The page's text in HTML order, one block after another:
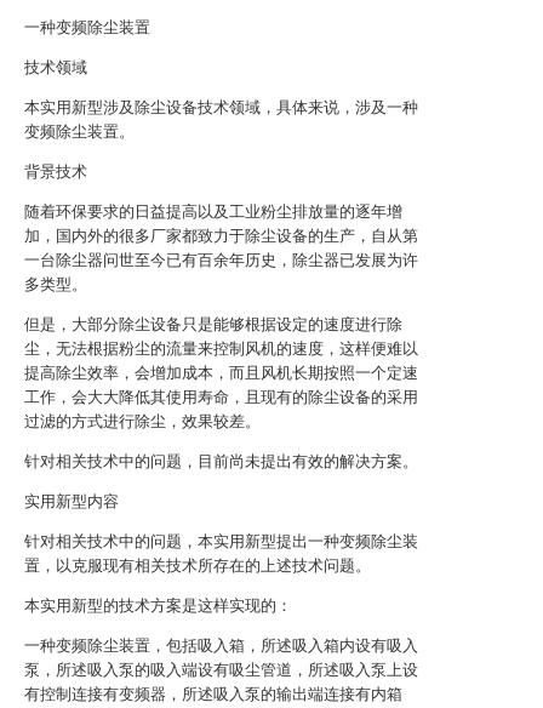
一种变频除尘装置
技术领域
本实用新型涉及除尘设备技术领域，具体来说，涉及一种
变频除尘装置。
背景技术
随着环保要求的日益提高以及工业粉尘排放量的逐年增
加，国内外的很多厂家都致力于除尘设备的生产，自从第
一台除尘器问世至今已有百余年历史，除尘器已发展为许
多类型。
但是，大部分除尘设备只是能够根据设定的速度进行除
尘，无法根据粉尘的流量来控制风机的速度，这样便难以
提高除尘效率，会增加成本，而且风机长期按照一个定速
工作，会大大降低其使用寿命，且现有的除尘设备的采用
过滤的方式进行除尘，效果较差。
针对相关技术中的问题，目前尚未提出有效的解决方案。
实用新型内容
针对相关技术中的问题，本实用新型提出一种变频除尘装
置，以克服现有相关技术所存在的上述技术问题。
本实用新型的技术方案是这样实现的：
一种变频除尘装置，包括吸入箱，所述吸入箱内设有吸入
泵，所述吸入泵的吸入端设有吸尘管道，所述吸入泵上设
有控制连接有变频器，所述吸入泵的输出端连接有内箱